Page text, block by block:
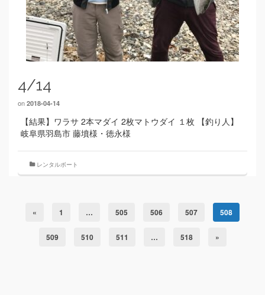
4/14
on 2018-04-14
【結果】ワラサ 2本マダイ 2枚マトウダイ １枚 【釣り人】
岐阜県羽島市 藤墳様・徳永様
レンタルボート
« 1 … 505 506 507 508
509 510 511 … 518 »